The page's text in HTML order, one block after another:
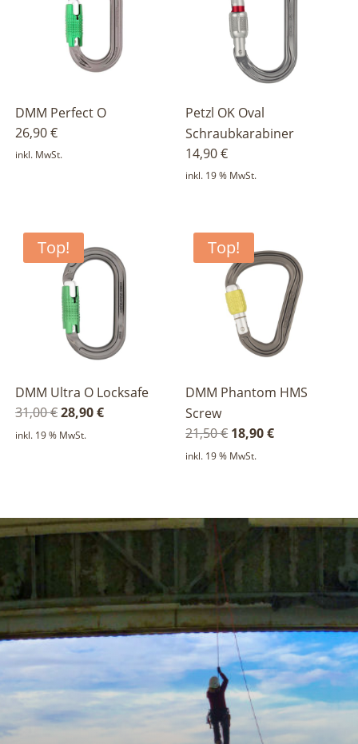
DMM Perfect O
26,90€
inkl. MwSt.
Petzl OK Oval
Schraubkarabiner
14,90€
inkl. 19 % MwSt.
gravierbar
Top!
DMM Ultra O Locksafe
31,00€Ursprünglicher
Preis
28,90€Aktueller
inkl. 19 % MwSt.
gravierbar
Top!
DMM Phantom HMS
Screw
21,50€ Ursprünglicher
Preis
18,90€Aktueller
inkl. 19 % MwSt.